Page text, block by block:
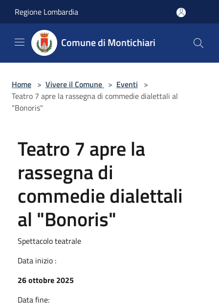
Regione Lombardia
Comune di Montichiari
Home > Vivere il Comune > Eventi >
Teatro 7 apre la rassegna di commedie dialettali al
"Bonoris"
Teatro 7 apre la
rassegna di
commedie dialettali
al "Bonoris"
Spettacolo teatrale
Data inizio :
26 ottobre 2025
Data fine: